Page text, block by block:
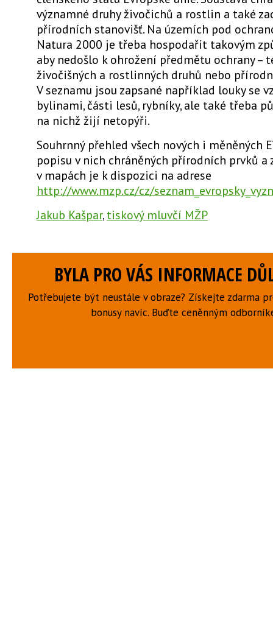
významné druhy živočichů a rostlin a také
přírodních stanovišť. Na územích pod
Natura 2000 je třeba hospodařit takovým
aby nedošlo k ohrožení předmětu ochrany –
živočišných a rostlinných druhů nebo
V seznamu jsou zapsané například louky se
bylinami, části lesů, rybníky, ale také třeba
na nichž žijí netopýři.
Souhrnný přehled všech nových i měněných
popisu v nich chráněných přírodních prvků a
v mapách je k dispozici na adrese
http://www.mzp.cz/cz/
Jakub Kašpar, tiskový mluvčí MŽP
BYLA PRO VÁS INFORMACE
Potřebujete být neustále v obraze? Získejte zdarma
bonusy navíc. Buďte ceněnným